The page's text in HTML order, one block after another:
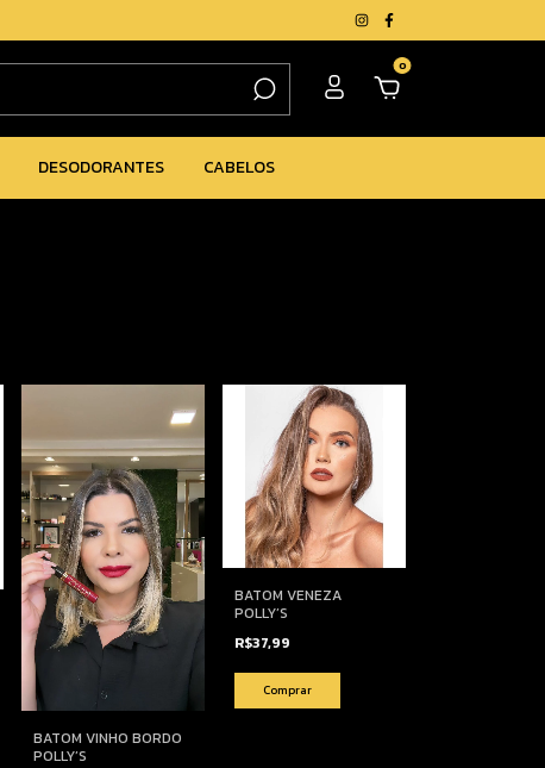
0
DESODORANTES CABELOS
BATOM VINHO BORDO
POLLY’S
BATOM VENEZA
POLLY’S
R$37,99